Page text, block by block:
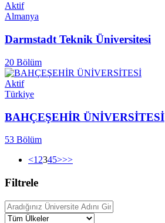
Aktif
Almanya
Darmstadt Teknik Üniversitesi
20 Bölüm
Aktif
Türkiye
BAHÇEŞEHİR ÜNİVERSİTESİ
53 Bölüm
<1 2345>>>
Filtrele